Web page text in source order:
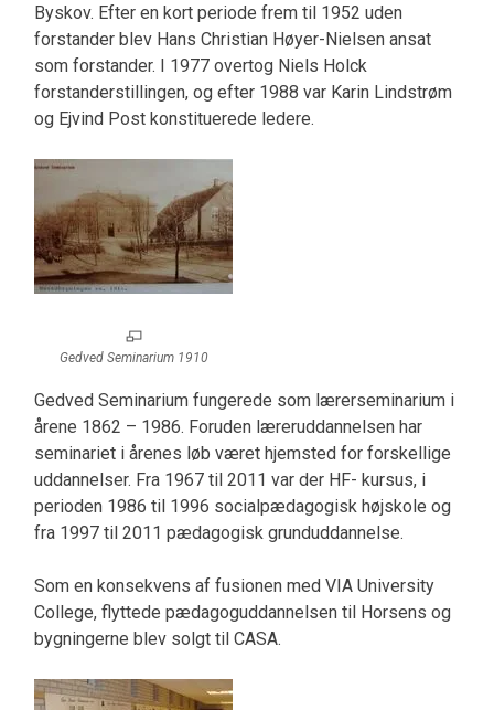
Byskov. Efter en kort periode frem til 1952 uden
forstander blev Hans Christian Høyer-Nielsen ansat
som forstander. I 1977 overtog Niels Holck
forstanderstillingen, og efter 1988 var Karin Lindstrøm
og Ejvind Post konstituerede ledere.
Gedved Seminarium 1910
Gedved Seminarium fungerede som lærerseminarium i
årene 1862 – 1986. Foruden læreruddannelsen har
seminariet i årenes løb været hjemsted for forskellige
uddannelser. Fra 1967 til 2011 var der HF- kursus, i
perioden 1986 til 1996 socialpædagogisk højskole og
fra 1997 til 2011 pædagogisk grunduddannelse.
Som en konsekvens af fusionen med VIA University
College, flyttede pædagoguddannelsen til Horsens og
bygningerne blev solgt til CASA.